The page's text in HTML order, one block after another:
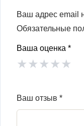
Ваш адрес email
Обязательные
Ваша оценка *
★★★★★
Ваш отзыв *